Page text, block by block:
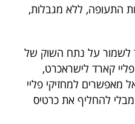
התעופה, ללא מגבלות,
לשמור על נתח השוק של
קארד לישראכרט,
מאפשרים למחזיקי פליי
להחליף את כרטיס